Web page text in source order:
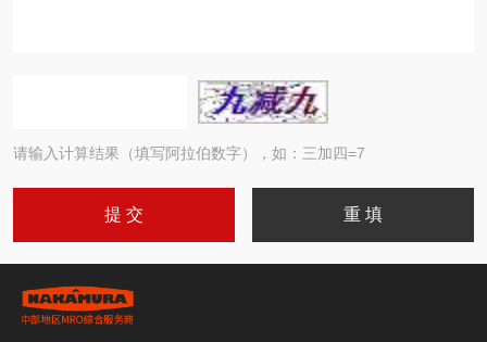
请输入计算结果（填写阿拉伯数字），如：三加四=7